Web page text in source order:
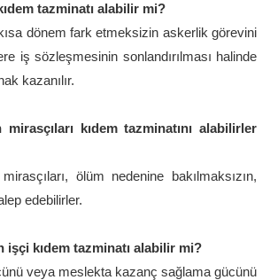
tazminatı alabilir mi?
dönem fark etmeksizin askerlik görevini
iş sözleşmesinin sonlandırılması halinde
kazanılır.
kıdem tazminatını alabilirler
ölüm nedenine bakılmaksızın,
edebilirler.
işçi kıdem tazminatı alabilir mi?
veya meslekta kazanç sağlama gücünü